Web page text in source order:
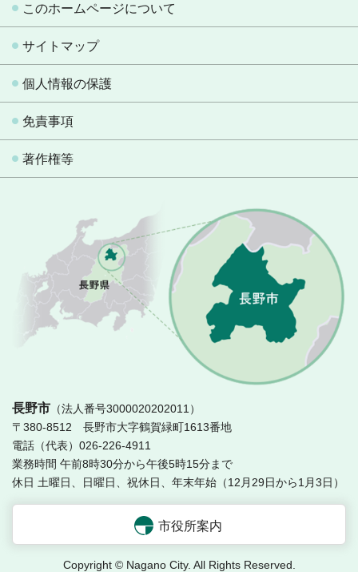
このホームページについて
サイトマップ
個人情報の保護
免責事項
著作権等
長野市 （法人番号3000020202011）
〒380-8512 長野市大字鶴賀緑町1613番地
電話（代表）026-226-4911
業務時間 午前8時30分から午後5時15分まで
休日 土曜日、日曜日、祝休日、年末年始（12月29日から1月3日）
市役所案内
Copyright © Nagano City. All Rights Reserved.